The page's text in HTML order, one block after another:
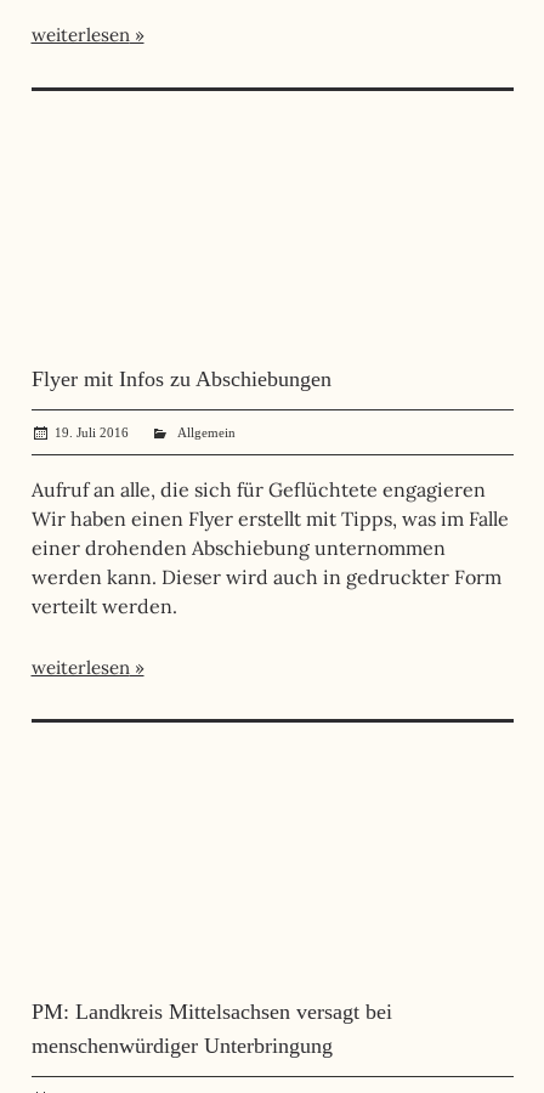
weiterlesen
Flyer mit Infos zu Abschiebungen
19. Juli 2016 administrator
Allgemein
Aufruf an alle, die sich für Geflüchtete engagieren
Wir haben einen Flyer erstellt mit Tipps, was im Falle
einer drohenden Abschiebung unternommen
werden kann. Dieser wird auch in gedruckter Form
verteilt werden.
weiterlesen
PM: Landkreis Mittelsachsen versagt bei
menschenwürdiger Unterbringung